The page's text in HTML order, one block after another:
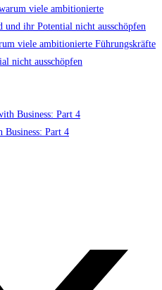
viele ambitionierte Führungskräfte
nicht ausschöpfen
Business: Part 4